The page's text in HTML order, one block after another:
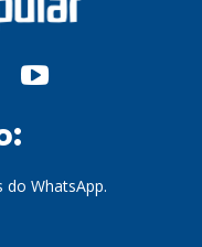
do WhatsApp.